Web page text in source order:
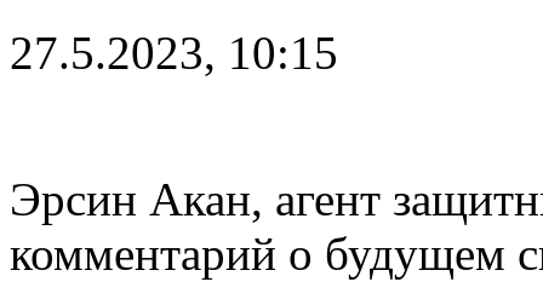
27.5.2023, 10:15
Эрсин Акан, агент
комментарий о будущем